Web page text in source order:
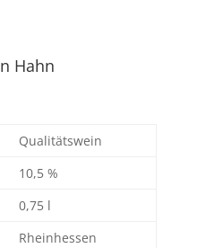
Hahn
Qualitätswein
10,5 %
0,75 l
Rheinhessen